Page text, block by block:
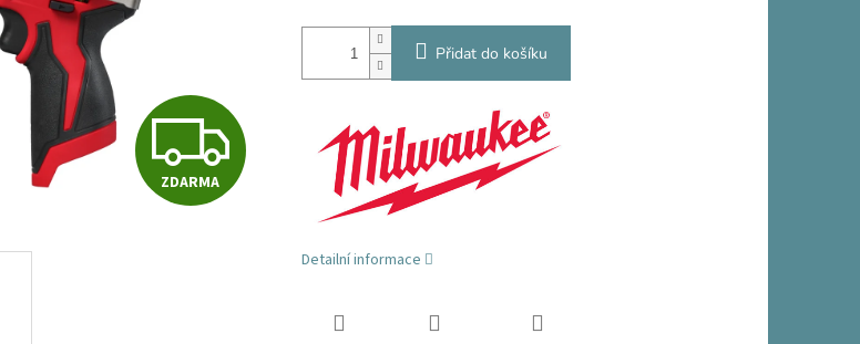
Z
D
ZDARMA
Přidat do košíku
Detailní informace